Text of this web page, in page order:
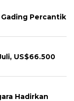
Gading Percantik
US$66.500
Hadirkan